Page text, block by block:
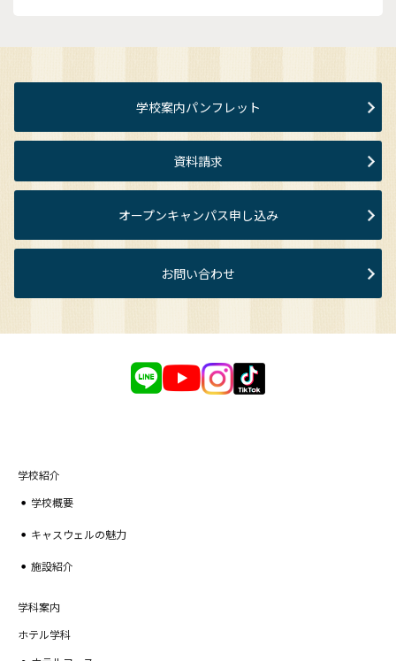
学校案内パンフレット
資料請求
オープンキャンパス申し込み
お問い合わせ
学校紹介
学校概要
キャスウェルの魅力
施設紹介
学科案内
ホテル学科